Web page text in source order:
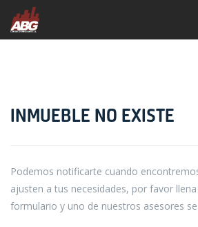
INMUEBLE NO EXISTE
Podemos notificarte cuando
ajusten a tus necesidades, por favor
formulario y uno de nuestros asesores